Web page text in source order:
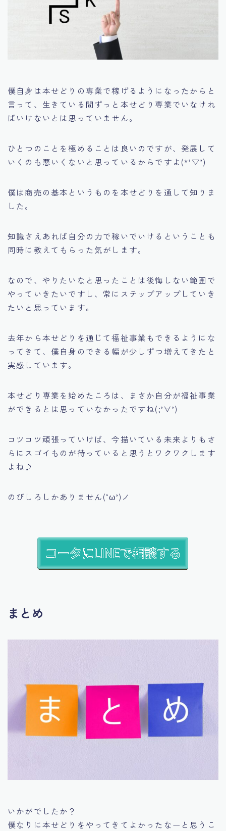
僕自身は本せどりの専業で稼げるようになったからと
言って、生きている間ずっと本せどり専業でいなけれ
ばいけないとは思っていません。
ひとつのことを極めることは良いのですが、発展して
いくのも悪いくないと思っているからですよ(*’▽’)
僕は商売の基本というものを本せどりを通して知りま
した。
知識さえあれば自分の力で稼いでいけるということも
同時に教えてもらった気がします。
なので、やりたいなと思ったことは後悔しない範囲で
やっていきたいですし、常にステップアップしていき
たいと思っています。
去年から本せどりを通じて福祉事業もできるようにな
ってきて、僕自身のできる幅が少しずつ増えてきたと
実感しています。
本せどり専業を始めたころは、まさか自分が福祉事業
ができるとは思っていなかったですね(;’∀’)
コツコツ頑張っていけば、今描いている未来よりもさ
らにスゴイものが待っていると思うとワクワクします
よね♪
のびしろしかありません(‘ω’)ノ
まとめ
いかがでしたか？
僕なりに本せどりをやってきてよかったなーと思うこ